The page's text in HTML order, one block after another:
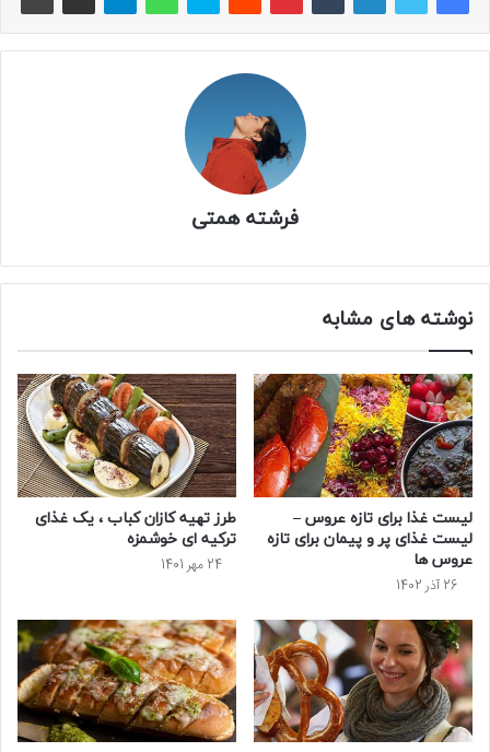
فرشته همتی
نوشته های مشابه
لیست غذا برای تازه عروس –
لیست غذای پر و پیمان برای تازه
عروس ها
26 آذر 1402
طرز تهیه کازان کباب ، یک غذای
ترکیه ای خوشمزه
24 مهر 1401